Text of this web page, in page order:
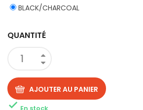
BLACK/CHARCOAL
QUANTITÉ
AJOUTER AU PANIER
